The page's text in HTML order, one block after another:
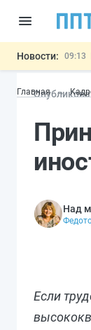
Новости: 09:13
06.08
06.08
Главная
Над
Если